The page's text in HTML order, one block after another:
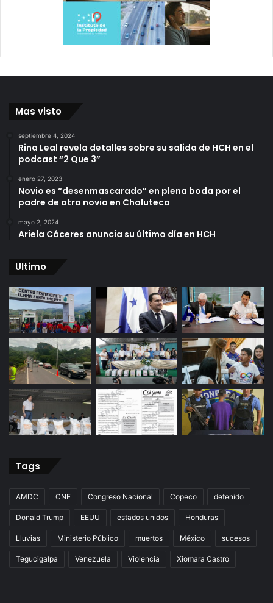
Mas visto
septiembre 4, 2024
Rina Leal revela detalles sobre su salida de HCH en el
podcast “2 Que 3”
enero 27, 2023
Novio es “desenmascarado” en plena boda por el
padre de otra novia en Choluteca
mayo 2, 2024
Ariela Cáceres anuncia su último día en HCH
Ultimo
Tags
AMDC CNE Congreso Nacional Copeco detenido
Donald Trump EEUU estados unidos Honduras
Lluvias Ministerio Público muertos México sucesos
Tegucigalpa Venezuela Violencia Xiomara Castro